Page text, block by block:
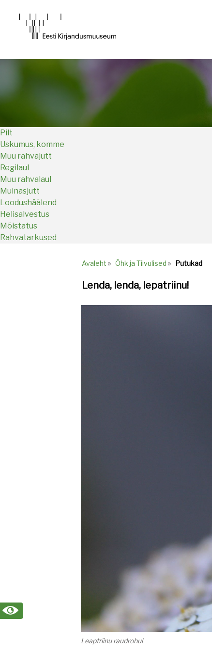
Main
Pilt
Uskumus, komme
Muu rahvajutt
Regilaul
Muu rahvalaul
Muinasjutt
Loodushäälend
Helisalvestus
Mõistatus
Rahvatarkused
Avaleht » Õhk ja Tiivulised » Putukad
Lenda, lenda, lepatriinu!
Leaptriinu raudrohul